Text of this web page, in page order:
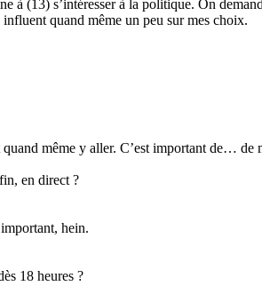
(13) s’intéresser à la politique. On
quand même un peu sur mes choix.
même y aller. C’est important de… de
en direct ?
hein.
18 heures ?